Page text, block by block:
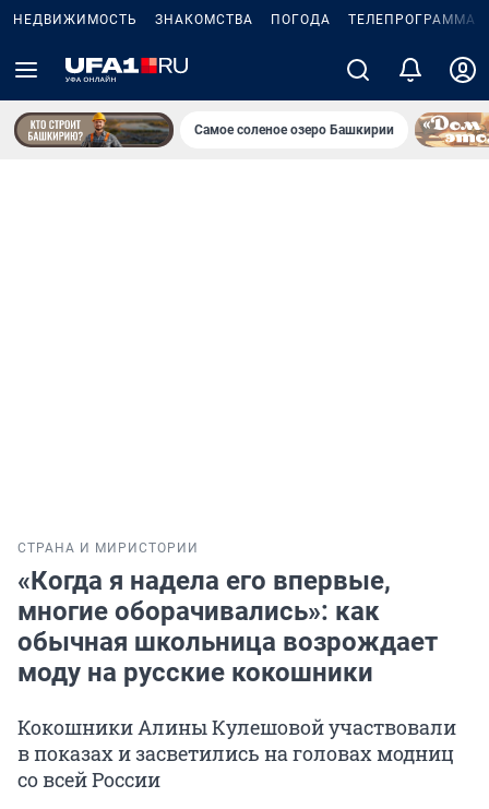
НЕДВИЖИМОСТЬ ЗНАКОМСТВА ПОГОДА ТЕЛЕПРОГРАММА
Самое соленое озеро Башкирии
СТРАНА И МИР ИСТОРИИ
«Когда я надела его впервые,
многие оборачивались»: как
обычная школьница возрождает
моду на русские кокошники
Кокошники Алины Кулешовой участвовали
в показах и засветились на головах модниц
со всей России